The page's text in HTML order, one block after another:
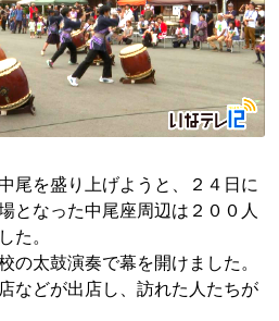
尾を盛り上げようと、２４日に
となった中尾座周辺は２００人
た。
の太鼓演奏で幕を開けました。
などが出店し、訪れた人たちが